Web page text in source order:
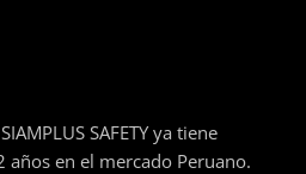
SAFETY ya tiene
años en el mercado Peruano.